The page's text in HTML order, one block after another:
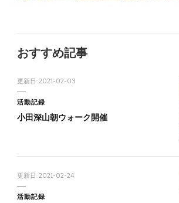
おすすめ記事
更新日:2021-02-03
活動記録
小田深山朝ウォーク開催
更新日:2021-02-24
活動記録